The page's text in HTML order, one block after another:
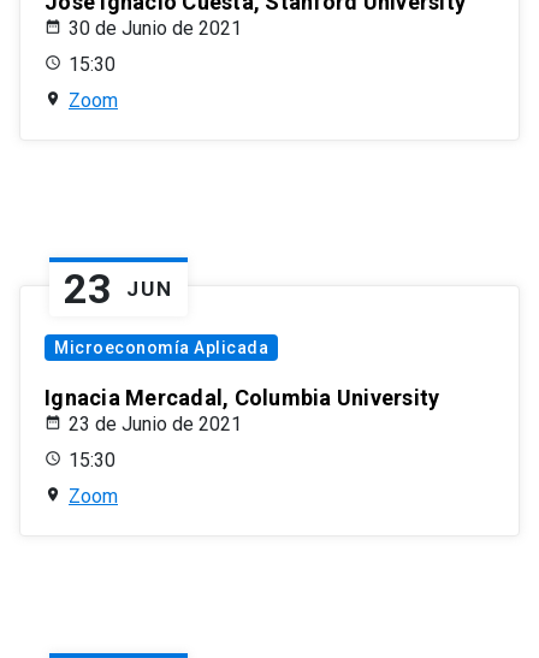
30 de Junio de 2021
15:30
Zoom
23 JUN
Microeconomía Aplicada
Ignacia Mercadal, Columbia University
23 de Junio de 2021
15:30
Zoom